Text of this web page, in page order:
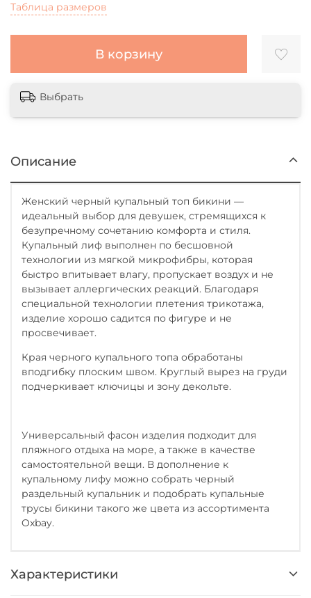
Таблица размеров
В корзину
Выбрать
Описание
Женский черный купальный топ бикини —
идеальный выбор для девушек, стремящихся к
безупречному сочетанию комфорта и стиля.
Купальный лиф выполнен по бесшовной
технологии из мягкой микрофибры, которая
быстро впитывает влагу, пропускает воздух и не
вызывает аллергических реакций. Благодаря
специальной технологии плетения трикотажа,
изделие хорошо садится по фигуре и не
просвечивает.
Края черного купального топа обработаны
вподгибку плоским швом. Круглый вырез на груди
подчеркивает ключицы и зону декольте.
Универсальный фасон изделия подходит для
пляжного отдыха на море, а также в качестве
самостоятельной вещи. В дополнение к
купальному лифу можно собрать черный
раздельный купальник и подобрать купальные
трусы бикини такого же цвета из ассортимента
Oxbay.
Характеристики